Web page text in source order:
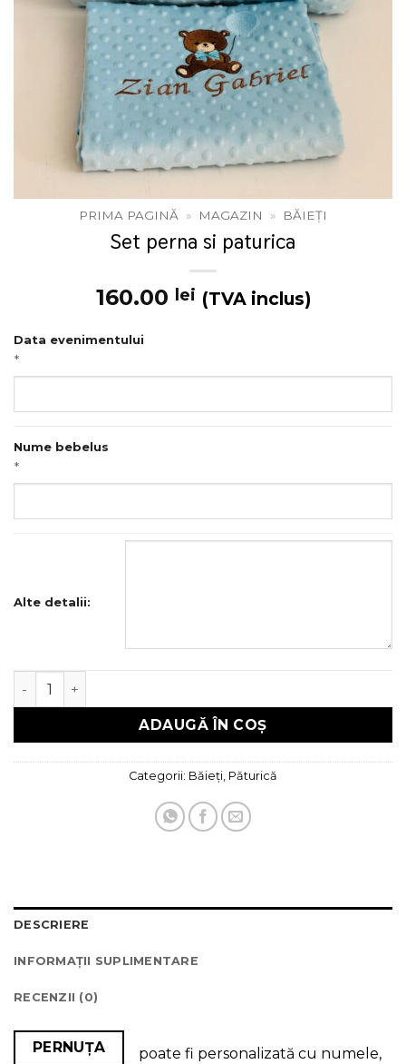
PRIMA PAGINĂ » MAGAZIN » BĂIEȚI
Set perna si paturica
160.00 lei (TVA inclus)
Data evenimentului
*
Nume bebelus
*
Alte detalii:
Cantitate Set perna si paturica
ADAUGĂ ÎN COȘ
Categorii: Băieți, Păturică
DESCRIERE
INFORMAȚII SUPLIMENTARE
RECENZII (0)
PERNUȚA poate fi personalizată cu numele,